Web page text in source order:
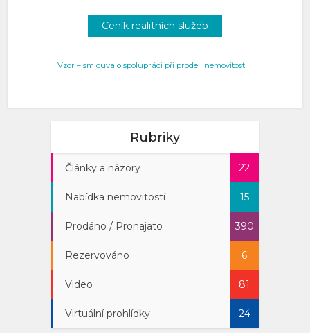
Ceník realitních služeb
Vzor – smlouva o spolupráci při prodeji nemovitosti
Rubriky
Články a názory 22
Nabídka nemovitostí 15
Prodáno / Pronajato 390
Rezervováno 6
Video 81
Virtuální prohlídky 24